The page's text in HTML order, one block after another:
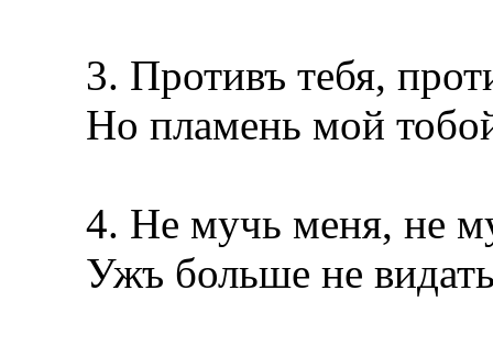
3. Противъ тебя,
Но пламень мой
4. Не мучь меня, не
Ужъ больше не